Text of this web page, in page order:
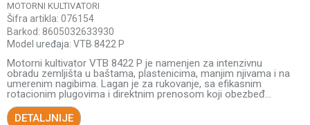
MOTORNI KULTIVATORI
Šifra artikla: 076154
Barkod: 8605032633930
Model uređaja: VTB 8422 P
Motorni kultivator VTB 8422 P je namenjen za intenzivnu
obradu zemljišta u baštama, plastenicima, manjim njivama i na
umerenim nagibima. Lagan je za rukovanje, sa efikasnim
rotacionim plugovima i direktnim prenosom koji obezbeđ...
DETALJNIJE